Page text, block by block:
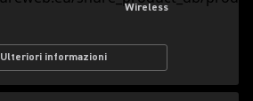
Wireless
Ulteriori informazioni